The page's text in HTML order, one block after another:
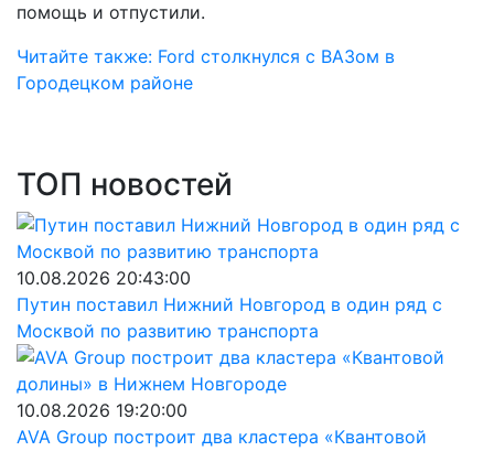
помощь и отпустили.
Читайте также: Ford столкнулся с ВАЗом в
Городецком районе
ТОП новостей
10.08.2026 20:43:00
Путин поставил Нижний Новгород в один ряд с
Москвой по развитию транспорта
10.08.2026 19:20:00
AVA Group построит два кластера «Квантовой